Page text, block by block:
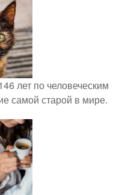
лет по человеческим
самой старой в мире.